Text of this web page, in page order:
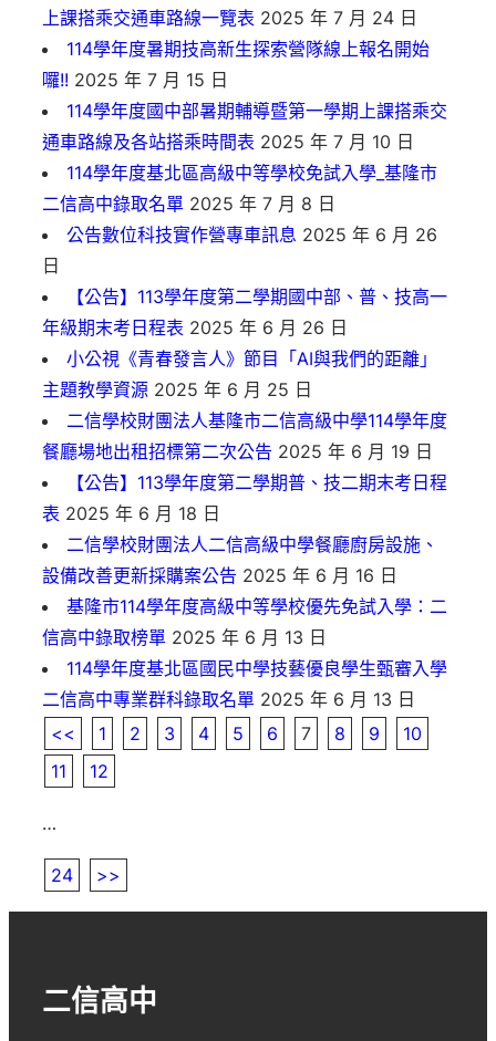
上課搭乘交通車路線一覽表 2025 年 7 月 24 日
114學年度暑期技高新生探索營隊線上報名開始
囉!! 2025 年 7 月 15 日
114學年度國中部暑期輔導暨第一學期上課搭乘交
通車路線及各站搭乘時間表 2025 年 7 月 10 日
114學年度基北區高級中等學校免試入學_基隆市
二信高中錄取名單 2025 年 7 月 8 日
公告數位科技實作營專車訊息 2025 年 6 月 26
日
【公告】113學年度第二學期國中部、普、技高一
年級期末考日程表 2025 年 6 月 26 日
小公視《青春發言人》節目「AI與我們的距離」
主題教學資源 2025 年 6 月 25 日
二信學校財團法人基隆市二信高級中學114學年度
餐廳場地出租招標第二次公告 2025 年 6 月 19 日
【公告】113學年度第二學期普、技二期末考日程
表 2025 年 6 月 18 日
二信學校財團法人二信高級中學餐廳廚房設施、
設備改善更新採購案公告 2025 年 6 月 16 日
基隆市114學年度高級中等學校優先免試入學：二
信高中錄取榜單 2025 年 6 月 13 日
114學年度基北區國民中學技藝優良學生甄審入學
二信高中專業群科錄取名單 2025 年 6 月 13 日
<<
1 2 3 4 5 6 7 8 9
10
11
12
…
24 >>
二信高中